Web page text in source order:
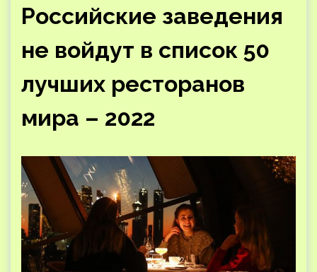
Российские заведения
не войдут в список 50
лучших ресторанов
мира – 2022